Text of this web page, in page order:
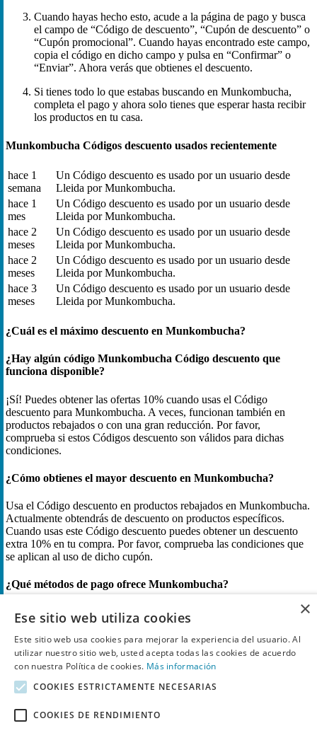
Cuando hayas hecho esto, acude a la página de pago y busca
el campo de “Código de descuento”, “Cupón de descuento” o
“Cupón promocional”. Cuando hayas encontrado este campo,
copia el código en dicho campo y pulsa en “Confirmar” o
“Enviar”. Ahora verás que obtienes el descuento.
Si tienes todo lo que estabas buscando en Munkombucha,
completa el pago y ahora solo tienes que esperar hasta recibir
los productos en tu casa.
Munkombucha Códigos descuento usados recientemente
hace 1
semana
Un Código descuento es usado por un usuario desde
Lleida por Munkombucha.
hace 1
mes
Un Código descuento es usado por un usuario desde
Lleida por Munkombucha.
hace 2
meses
Un Código descuento es usado por un usuario desde
Lleida por Munkombucha.
hace 2
meses
Un Código descuento es usado por un usuario desde
Lleida por Munkombucha.
hace 3
meses
Un Código descuento es usado por un usuario desde
Lleida por Munkombucha.
¿Cuál es el máximo descuento en Munkombucha?
¿Hay algún código Munkombucha Código descuento que
funciona disponible?
¡Sí! Puedes obtener las ofertas 10% cuando usas el Código
descuento para Munkombucha. A veces, funcionan también en
productos rebajados o con una gran reducción. Por favor,
comprueba si estos Códigos descuento son válidos para dichas
condiciones.
¿Cómo obtienes el mayor descuento en Munkombucha?
Usa el Código descuento en productos rebajados en Munkombucha.
Actualmente obtendrás de descuento on productos específicos.
Cuando usas este Código descuento puedes obtener un descuento
extra 10% en tu compra. Por favor, comprueba las condiciones que
se aplican al uso de dicho cupón.
¿Qué métodos de pago ofrece Munkombucha?
En Munkombucha puedes aprovechar rebajas y outlet o pagar con
código de descuento. Pagas con Mastercard, Visa, Maestro,
American Express, Klarna, PayPal, Creditcard, Apple Pay, Google
Pay o Giftcard. Ventajas: tarjetas ofrecen seguridad y protección de
compra; Klarna facilita pagos a plazos; PayPal añade protección al
te permite usar saldo ya disponible.
Historial de Códigos descuento para Munkombucha
×
Ese sitio web utiliza cookies
Este sitio web usa cookies para mejorar la experiencia del usuario. Al
utilizar nuestro sitio web, usted acepta todas las cookies de acuerdo
con nuestra Política de cookies. Más información
COOKIES ESTRICTAMENTE NECESARIAS
COOKIES DE RENDIMIENTO